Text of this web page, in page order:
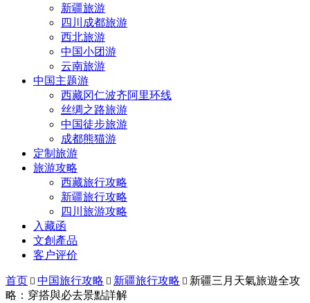
新疆旅游
四川成都旅游
西北旅游
中国小团游
云南旅游
中国主题游
西藏冈仁波齐阿里环线
丝绸之路旅游
中国徒步旅游
成都熊猫游
定制旅游
旅游攻略
西藏旅行攻略
新疆旅行攻略
四川旅游攻略
入藏函
文創產品
客户评价
首页  中国旅行攻略  新疆旅行攻略  新疆三月天氣旅遊全攻
略：穿搭與必去景點詳解